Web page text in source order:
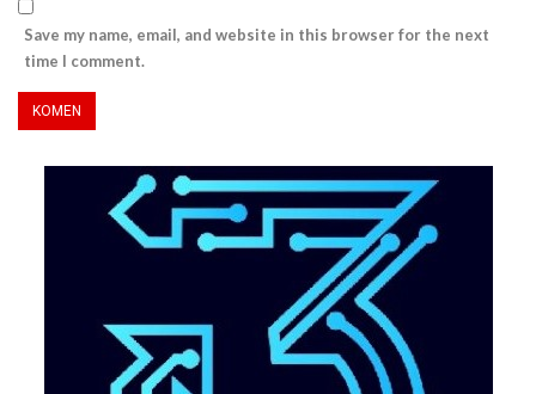
Save my name, email, and website in this browser for the next
time I comment.